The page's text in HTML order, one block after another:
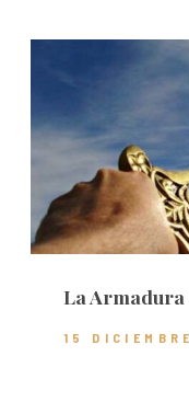
La
15